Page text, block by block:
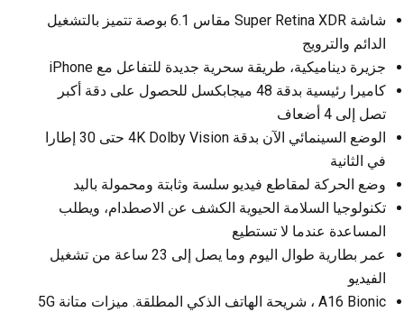
شاشة Super Retina XDR مقاس 6.1 بوصة تتميز بالتشغيل
الدائم والترويج
جزيرة ديناميكية، طريقة سحرية جديدة للتفاعل مع iPhone
كاميرا رئيسية بدقة 48 ميجابكسل للحصول على دقة أكبر
تصل إلى 4 أضعاف
الوضع السينمائي الآن بدقة 4K Dolby Vision حتى 30 إطارا
في الثانية
وضع الحركة لمقاطع فيديو سلسة وثابتة ومحمولة باليد
تكنولوجيا السلامة الحيوية الكشف عن الاصطدام، ويطلب
المساعدة عندما لا تستطيع
عمر بطارية طوال اليوم وما يصل إلى 23 ساعة من تشغيل
الفيديو
A16 Bionic ، شريحة الهاتف الذكي المطلقة. ميزات متانة 5G